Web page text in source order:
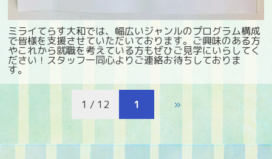
ミライてらす大和では、幅広いジャンルのプログラム構成
で皆様を支援させていただいております。ご興味のある方
やこれから就職を考えている方もぜひご見学にいらしてく
ださい！スタッフ一同心よりご連絡お待ちしておりま
す。
1 / 12 1 »